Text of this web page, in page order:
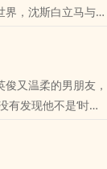
界，沈斯白立马与
QQ群和微博里的
又温柔的男朋友，
发现他不是‘时
您QQ群和微博里